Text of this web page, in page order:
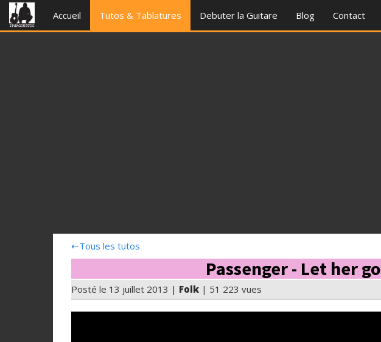
Accueil Tutos & Tablatures Debuter la Guitare Blog Contact
⇠Tous les tutos
Passenger - Let her go
Posté le 13 juillet 2013 | Folk | 51 223 vues